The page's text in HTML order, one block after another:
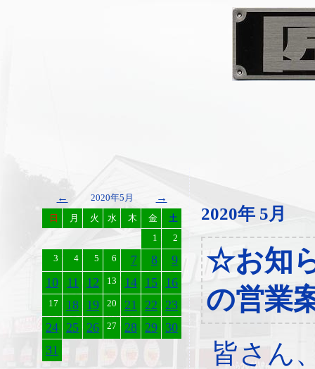
← 2020年5月 →
日 月 火 水 木 金
土
1
2
3
4 5 6 7 8
9
10
11 12 13 14 15 16
17 18 19 20 21 22 23
24 25 26 27 28 29 30
31
2020年 5月
☆お知
の営業
皆さん